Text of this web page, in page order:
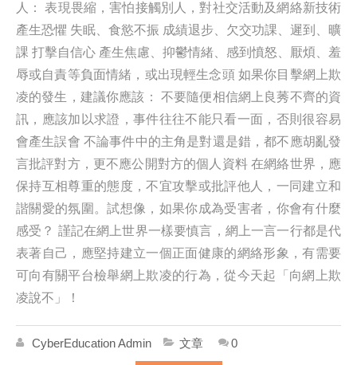
人： 表現畏縮，害怕接觸別人，對社交活動及網絡新技術
產生恐懼 失眠、食慾不振 成績退步、欠交功課、遲到、曠
課 打擊自信心 產生焦慮、抑鬱情緒、感到憤怒、厭煩、羞
辱或自責等負面情緒，或出現輕生念頭 如果你目擊網上欺
凌的發生，建議你應該： 不要隨便相信網上良莠不齊的資
訊，應該加以求證，事件往往不能只看一面，否則很容易
會產生誤會 不論事件中的主角是對還是錯，都不應胡亂發
言批評對方，更不應公開對方的個人資料 在網絡世界，應
保持互相尊重的態度，不宜攻擊或批評他人，一同建立和
諧關愛的氛圍。試想像，如果你成為受害者，你會有什麼
感受？ 謹記在網上世界一樣要慎言，網上一言一行都是代
表著自己，應堅持建立一個正面健康的網絡形象，有需要
可向有關平台檢舉網上欺凌的行為，從今天起「向網上欺
凌說不」！
CyberEducation Admin 文章 0